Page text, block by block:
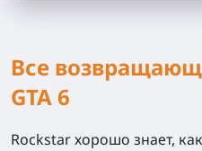
Все
GTA 6
Rockstar хорошо знает,